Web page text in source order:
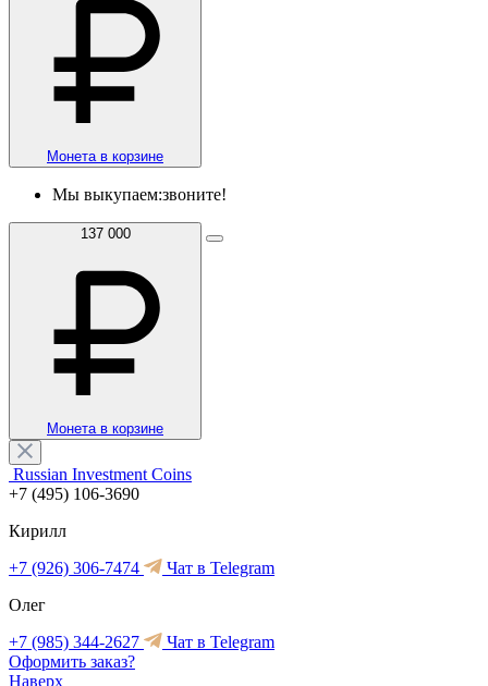
Монета в корзине
Мы выкупаем:звоните!
137 000
Монета в корзине
Russian Investment Coins
+7 (495) 106-3690
Кирилл
+7 (926) 306-7474
Чат в Telegram
Олег
+7 (985) 344-2627
Чат в Telegram
Оформить заказ?
Наверх